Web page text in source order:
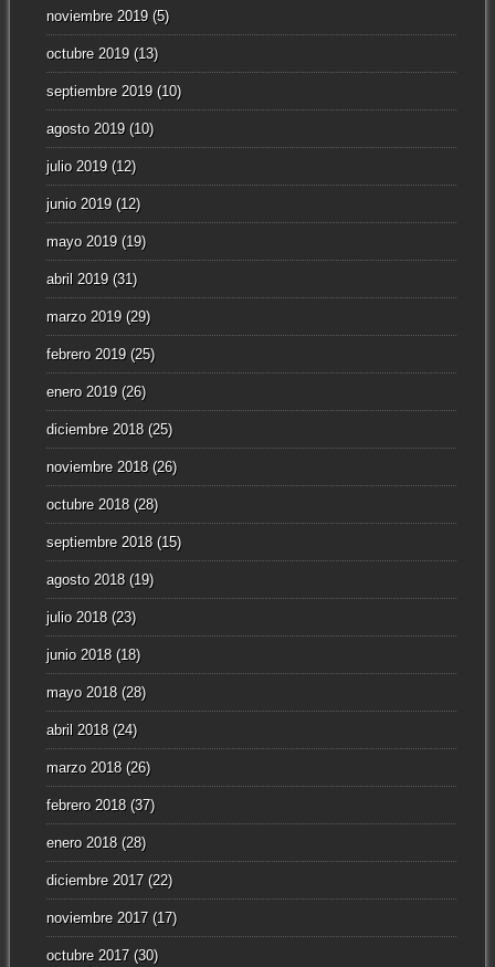
noviembre 2019(5)
octubre 2019(13)
septiembre 2019(10)
agosto 2019(10)
julio 2019(12)
junio 2019(12)
mayo 2019(19)
abril 2019(31)
marzo 2019(29)
febrero 2019(25)
enero 2019(26)
diciembre 2018(25)
noviembre 2018(26)
octubre 2018(28)
septiembre 2018(15)
agosto 2018(19)
julio 2018(23)
junio 2018(18)
mayo 2018(28)
abril 2018(24)
marzo 2018(26)
febrero 2018(37)
enero 2018(28)
diciembre 2017(22)
noviembre 2017(17)
octubre 2017(30)